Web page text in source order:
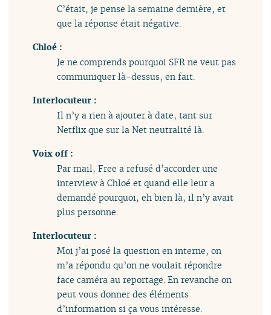
C’était, je pense la semaine dernière, et
que la réponse était négative.
Chloé :
Je ne comprends pourquoi SFR ne veut pas
communiquer là-dessus, en fait.
Interlocuteur :
Il n’y a rien à ajouter à date, tant sur
Netflix que sur la Net neutralité là.
Voix off :
Par mail, Free a refusé d’accorder une
interview à Chloé et quand elle leur a
demandé pourquoi, eh bien là, il n’y avait
plus personne.
Interlocuteur :
Moi j’ai posé la question en interne, on
m’a répondu qu’on ne voulait répondre
face caméra au reportage. En revanche on
peut vous donner des éléments
d’information si ça vous intéresse.